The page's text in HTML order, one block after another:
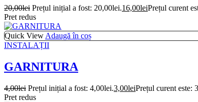
20,00lei Prețul inițial a fost: 20,00lei.16,00leiPrețul curent
Pret redus
Quick View Adaugă în coș
INSTALAȚII
GARNITURA
4,00lei Prețul inițial a fost: 4,00lei.3,00leiPrețul curent este:
Pret redus